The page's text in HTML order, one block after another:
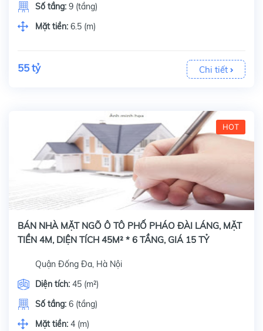
Số tầng: 9 (tầng)
Mặt tiền: 6.5 (m)
55 tỷ Chi tiết
HOT
BÁN NHÀ MẶT NGÕ Ô TÔ PHỐ PHÁO ĐÀI LÁNG, MẶT
TIỀN 4M, DIỆN TÍCH 45M² * 6 TẦNG, GIÁ 15 TỶ
Quận Đống Đa, Hà Nội
Diện tích: 45 (m²)
Số tầng: 6 (tầng)
Mặt tiền: 4 (m)